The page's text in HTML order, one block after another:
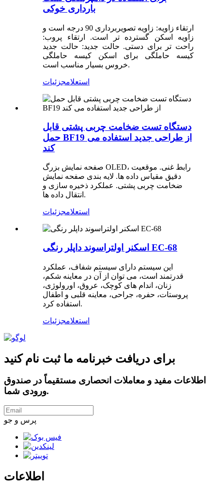
بارداری خوکی
ارتقاء زاویه: زاویه تصویربرداری 90 درجه است و
زاویه اسکن گسترده تر است. ارتقاء پروب:
راحت تر برای دستی. حالت جدید: حالت جدید
کیسه حاملگی برای اسکن کیسه حاملگی
خروس بسیار مناسب است.
استعلامجزئیات
دستگاه تست ضخامت چربی پشتی قابل
حمل BF19 از طراحی جدید استفاده می
کند
صفحه نمایش بزرگ OLED، رابط غنی. موقعیت
دقیق مقیاس داده ها. لایه بندی صفحه نمایش
ضخامت چربی پشتی. عملکرد ذخیره سازی و
انتقال داده ها.
استعلامجزئیات
اسکنر اولتراسوند داپلر رنگی EC-68
این سیستم دارای سیستم شفاف، عملکرد
قدرتمند است، می توان از آن در معاینه شکم،
زنان، اندام های کوچک، عروق، اورولوژی،
پروستات، حفره، جراحی، معاینه قلبی و اطفال
استفاده کرد.
استعلامجزئیات
برای دریافت خبرنامه ما ثبت نام کنید
اطلاعات مفید و معاملات انحصاری مستقیماً در صندوق
ورودی شما.
پرس و جو
اطلاعات